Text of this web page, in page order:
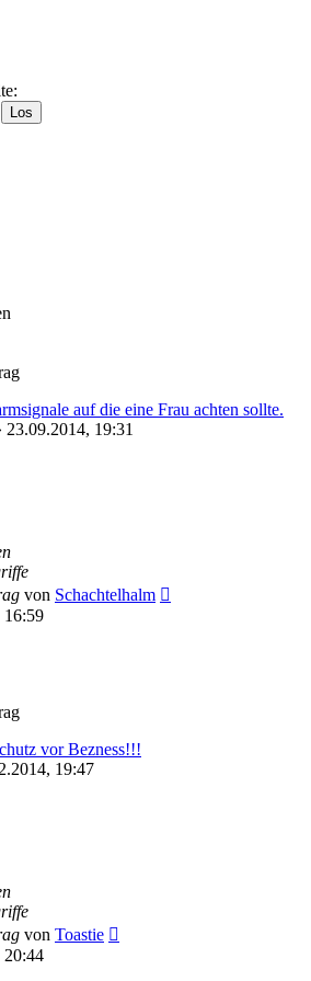
auf die eine Frau achten sollte.
23.09.2014, 19:31
von Schachtelhalm
16:59
vor Bezness!!!
19:47
von Toastie
20:44